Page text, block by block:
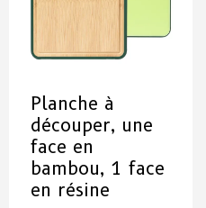
Planche à
découper, une
face en
bambou, 1 face
en résine